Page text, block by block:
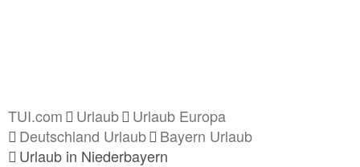
TUI.com Urlaub
Urlaub Europa
Deutschland Urlaub
Bayern Urlaub
Urlaub in Niederbayern